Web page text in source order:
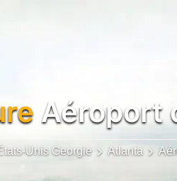
Aéroport
Unis Georgie Atlanta